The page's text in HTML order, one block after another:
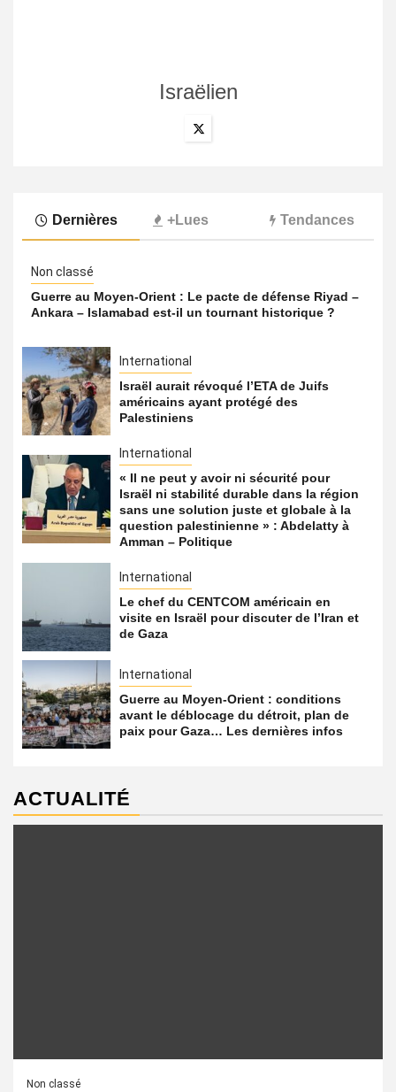
Israëlien
Dernières +Lues Tendances
Non classé
Guerre au Moyen-Orient : Le pacte de défense Riyad –
Ankara – Islamabad est-il un tournant historique ?
International
Israël aurait révoqué l’ETA de Juifs
américains ayant protégé des
Palestiniens
International
« Il ne peut y avoir ni sécurité pour
Israël ni stabilité durable dans la région
sans une solution juste et globale à la
question palestinienne » : Abdelatty à
Amman – Politique
International
Le chef du CENTCOM américain en
visite en Israël pour discuter de l’Iran et
de Gaza
International
Guerre au Moyen-Orient : conditions
avant le déblocage du détroit, plan de
paix pour Gaza… Les dernières infos
ACTUALITÉ
Non classé